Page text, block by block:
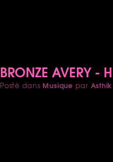
BRONZE AVERY -
Posté dans Musique par Asthik